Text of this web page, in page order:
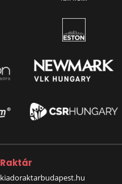
Raktár
kiadoraktarbudapest.hu